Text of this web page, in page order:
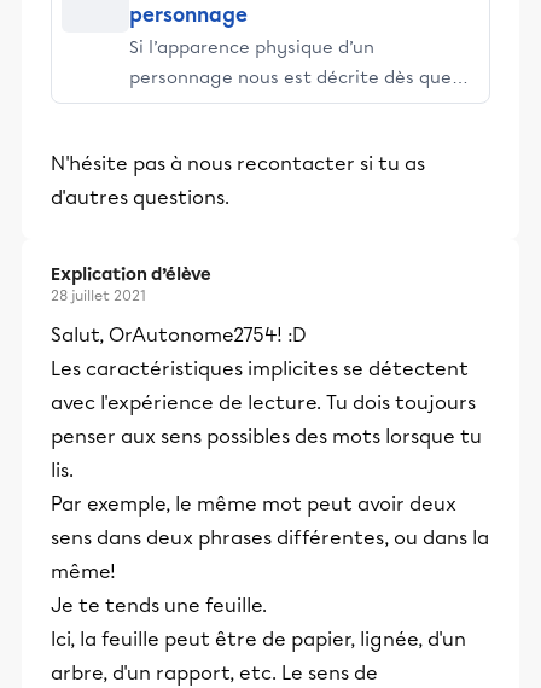
personnage
Si l’apparence physique d’un
personnage nous est décrite dès que
celui-ci fait son apparition dans
dévoile au lecteur tout au long de
l’histoire et il est intimement lié à celle-
N'hésite pas à nous recontacter si tu as
d'autres questions.
Explication d’élève
28 juillet 2021
Salut, OrAutonome2754! :D
Les caractéristiques implicites se détectent
avec l'expérience de lecture. Tu dois toujours
penser aux sens possibles des mots lorsque tu
lis.
Par exemple, le même mot peut avoir deux
sens dans deux phrases différentes, ou dans la
même!
Je te tends une feuille.
Ici, la feuille peut être de papier, lignée, d'un
arbre, d'un rapport, etc. Le sens de